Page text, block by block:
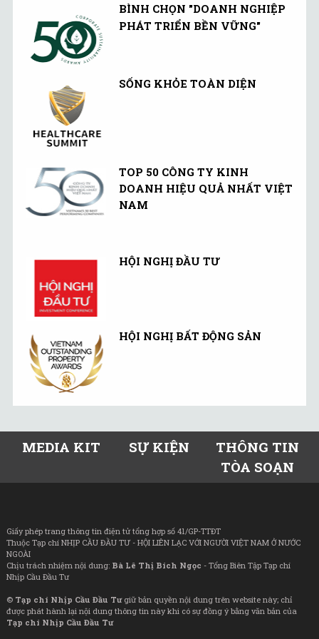
BÌNH CHỌN "DOANH NGHIỆP
PHÁT TRIỂN BỀN VỮNG"
SỐNG KHỎE TOÀN DIỆN
TOP 50 CÔNG TY KINH
DOANH HIỆU QUẢ NHẤT VIỆT
NAM
HỘI NGHỊ ĐẦU TƯ
HỘI NGHỊ BẤT ĐỘNG SẢN
MEDIA KIT SỰ KIỆN
THÔNG TIN
TÒA SOẠN
Giấy phép trang thông tin điện tử tổng hợp số 41/GP-TTĐT
Thuộc Tạp chí NHỊP CẦU ĐẦU TƯ - HỘI LIÊN LẠC VỚI NGƯỜI VIỆT NAM Ở NƯỚC
NGOÀI
Chịu trách nhiệm nội dung: Bà Lê Thị Bích Ngọc - Tổng Biên Tập Tạp chí
Nhịp Cầu Đầu Tư
© Tạp chí Nhịp Cầu Đầu Tưgiữ bản quyền nội dung trên website này; chỉ
được phát hành lại nội dung thông tin này khi có sự đồng ý bằng văn bản của
Tạp chí Nhịp Cầu Đầu Tư